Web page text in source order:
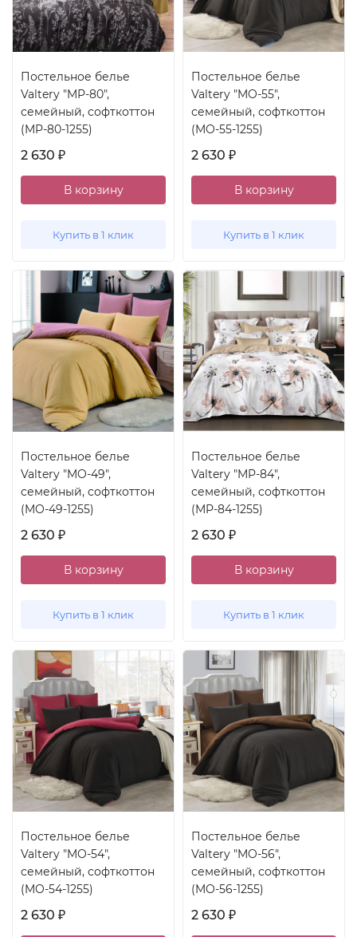
Постельное белье
Valtery "MP-80",
семейный, софткоттон
(MP-80-1255)
2 630 ₽
В корзину
Купить в 1 клик
Постельное белье
Valtery "MO-55",
семейный, софткоттон
(MO-55-1255)
2 630 ₽
В корзину
Купить в 1 клик
Постельное белье
Valtery "MO-49",
семейный, софткоттон
(MO-49-1255)
2 630 ₽
В корзину
Купить в 1 клик
Постельное белье
Valtery "MP-84",
семейный, софткоттон
(MP-84-1255)
2 630 ₽
В корзину
Купить в 1 клик
Постельное белье
Valtery "MO-54",
семейный, софткоттон
(MO-54-1255)
2 630 ₽
Постельное белье
Valtery "MO-56",
семейный, софткоттон
(MO-56-1255)
2 630 ₽